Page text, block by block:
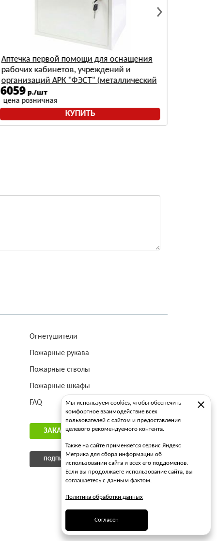
и
Аптечка первой помощи для
рабочих кабинетов, учреждений и
организаций АРК "ФЭСТ" (футляр,
Огнетушители
Пожарные рукава
Пожарные стволы
Пожарные шкафы
FAQ
ЗАКАЗАТЬ ЗВОНОК
ПОДПИСАТЬСЯ НА РАССЫЛКУ
Мы используем cookies, чтобы обеспечить
комфортное взаимодействие всех
пользователей с сайтом и предоставления
целевого рекомендуемого контента.
Также на сайте применяется сервис Яндекс
Метрика для сбора информации об
использовании сайта и всех его поддоменов.
Если вы продолжаете использование сайта, вы
соглашаетесь с данным фактом.
Политика обработки данных
Согласен